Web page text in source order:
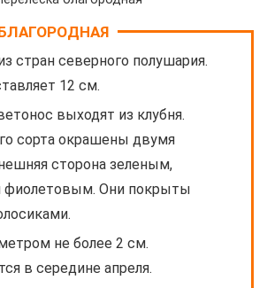
стран северного полушария.
12 см.
выходят из клубня.
сорта окрашены двумя
сторона зеленым,
фиолетовым. Они покрыты
не более 2 см.
в середине апреля.